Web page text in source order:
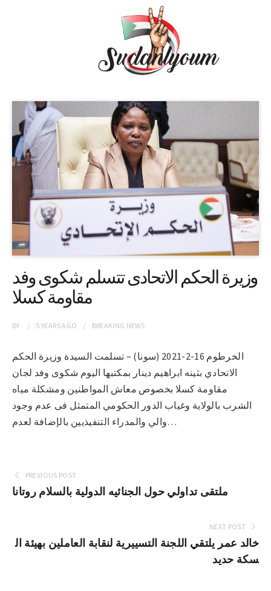
وزيرة الحكم الاتحادى تتسلم شكوى وفد
مقاومة كسلا
BY 5 YEARSAGO BREAKING NEWS
الخرطوم 16-2-2021 (سونا) – تسلمت السيدة وزيرة الحكم
الاتحادي بثينه ابراهيم دينار بمكتبها اليوم شكوى وفد لجان
مقاومة كسلا بخصوص معاش المواطنين ومشكلة مياه
الشرب بالولاية وغياب الدور الحكومي المتمثل فى عدم وجود
والي والمدراء التنفيذيين بالإضافة لعدم…
PREVIOUS POST
ملتقى تداولي حول الجنائيه الدولية بالسلام روتانا
NEXT POST
خالد عمر يلتقي اللجنة التسييرية لنقابة العاملين بهيئة ال
سكة حديد